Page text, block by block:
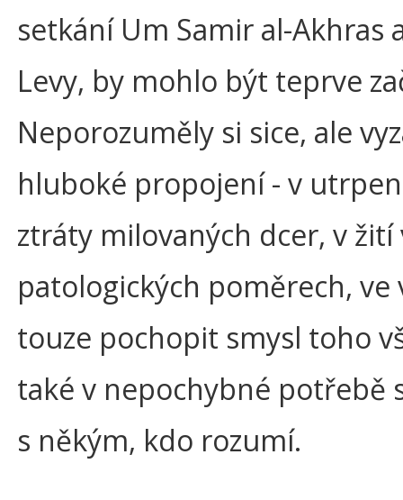
setkání Um Samir al-Akhras
Levy, by mohlo být teprve
Neporozuměly si sice, ale
hluboké propojení - v
ztráty milovaných dcer, v žití
patologických poměrech,
touze pochopit smysl toho
také v nepochybné potřebě
s někým, kdo rozumí.